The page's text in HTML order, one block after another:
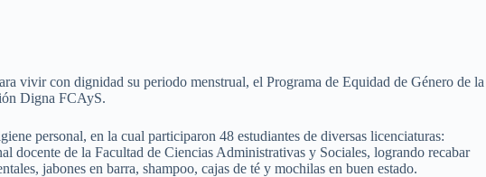
vivir con dignidad su periodo menstrual, el Programa de Equidad de Género de la
Digna FCAyS.
personal, en la cual participaron 48 estudiantes de diversas licenciaturas:
de la Facultad de Ciencias Administrativas y Sociales, logrando recabar
jabones en barra, shampoo, cajas de té y mochilas en buen estado.